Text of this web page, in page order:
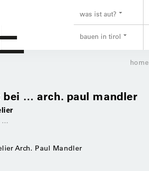
was ist aut?
bauen in tirol
home
bei … arch. paul mandler
…
Arch. Paul Mandler